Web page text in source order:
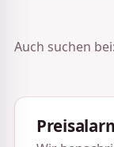
Auch suchen bei: